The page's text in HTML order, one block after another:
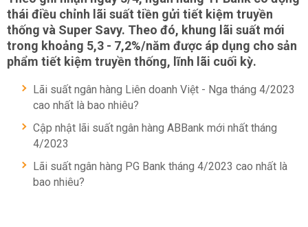
thái điều chỉnh lãi suất tiền gửi tiết kiệm truyền
thống và Super Savy. Theo đó, khung lãi suất mới
trong khoảng 5,3 - 7,2%/năm được áp dụng cho sản
phẩm tiết kiệm truyền thống, lĩnh lãi cuối kỳ.
Lãi suất ngân hàng Liên doanh Việt - Nga tháng 4/2023
cao nhất là bao nhiêu?
Cập nhật lãi suất ngân hàng ABBank mới nhất tháng
4/2023
Lãi suất ngân hàng PG Bank tháng 4/2023 cao nhất là
bao nhiêu?